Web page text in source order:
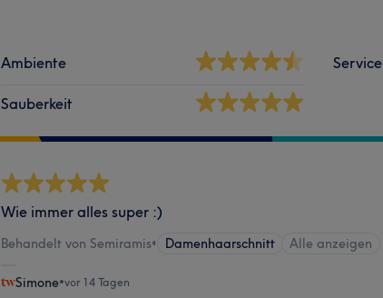
Ambiente
Sauberkeit
Service
Wie immer alles super :)
Behandelt von Semiramis• Damenhaarschnitt Alle anzeigen
Simone•vor 14 Tagen